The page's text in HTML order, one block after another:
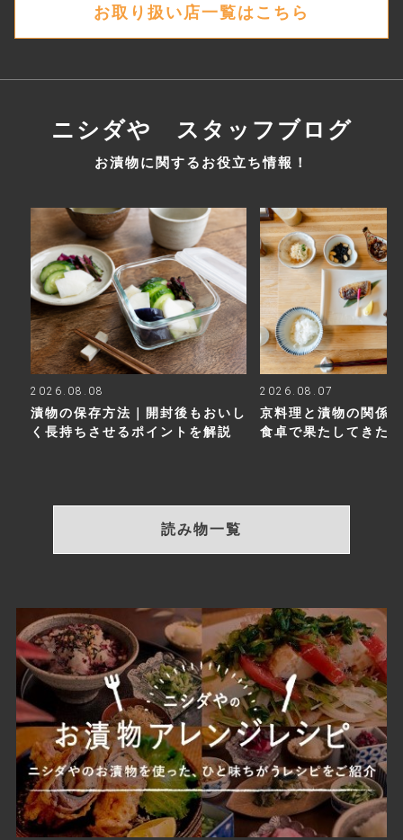
お取り扱い店一覧はこちら
ニシダや スタッフブログ
お漬物に関するお役立ち情報！
2026.08.08
漬物の保存方法｜開封後もおいし
く長持ちさせるポイントを解説
2026.08.07
京料理と漬物の関係
食卓で果たしてきた
読み物一覧